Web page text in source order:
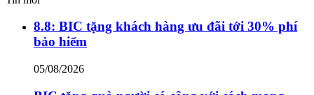
8.8: BIC tặng khách hàng ưu đãi tới 30% phí
bảo hiểm
05/08/2026